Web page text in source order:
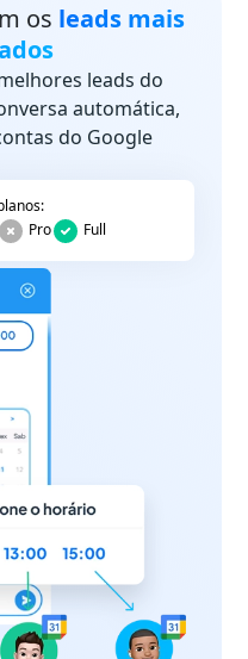
os leads mais
leads do
automática,
do Google
Pro Full